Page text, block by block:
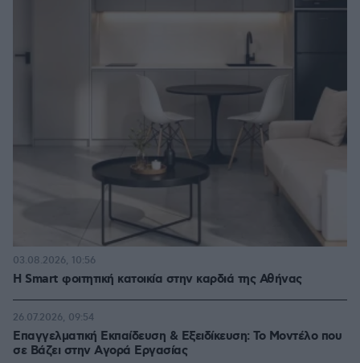
Η Smart φοιτητική κατοικία στην καρδιά της Αθήνας
03.08.2026, 10:56
Επαγγελματική Εκπαίδευση & Εξειδίκευση: Το Mοντέλο που
σε Bάζει στην Aγορά Eργασίας
26.07.2026, 09:54